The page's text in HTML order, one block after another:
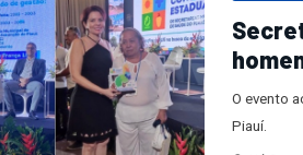
O evento
Piauí.